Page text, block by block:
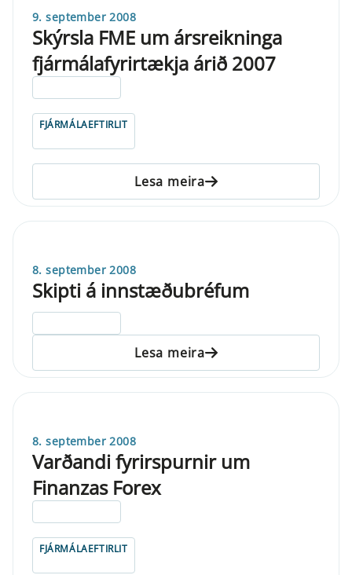
9. september 2008
Skýrsla FME um ársreikninga
fjármálafyrirtækja árið 2007
FJÁRMÁLAEFTIRLIT
Lesa meira
8. september 2008
Skipti á innstæðubréfum
Lesa meira
8. september 2008
Varðandi fyrirspurnir um
Finanzas Forex
FJÁRMÁLAEFTIRLIT